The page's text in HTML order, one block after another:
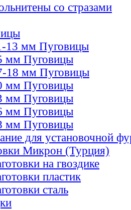
со стразами
13 мм Пуговицы
мм Пуговицы
18 мм Пуговицы
мм Пуговицы
мм Пуговицы
мм Пуговицы
мм Пуговицы
для установочной
Микрон (Турция)
на гвоздике
пластик
сталь